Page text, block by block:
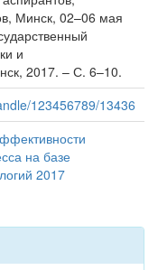
Минск, 02–06 мая
и
2017. – С. 6–10.
123456789/13436
на базе
2017